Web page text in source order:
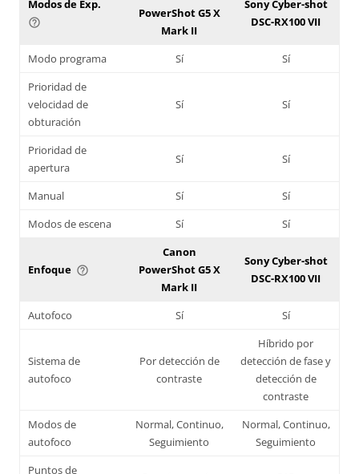
Modos de Exp.
help_outline
PowerShot G5 X
Mark II
Sony Cyber-shot
DSC-RX100 VII
Modo programa Sí
Sí
Prioridad de
velocidad de
obturación
Sí Sí
Prioridad de
apertura
Sí Sí
Manual Sí
Sí
Modos de escena
Sí Sí
Enfoque help_outline
Canon
PowerShot G5 X
Mark II
Sony Cyber-shot
DSC-RX100 VII
Autofoco Sí Sí
Sistema de
autofoco
Por detección de
contraste
Híbrido por
detección de fase y
detección de
contraste
Modos de
autofoco
Normal, Continuo,
Seguimiento
Normal, Continuo,
Seguimiento
Puntos de